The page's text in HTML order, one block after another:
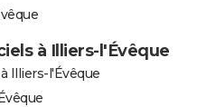
à Illiers-l'Évêque
Illiers-l'Évêque